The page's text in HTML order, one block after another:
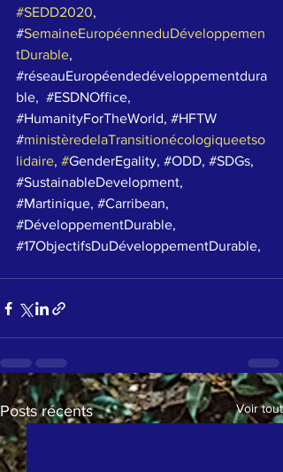
#SEDD2020,
#SemaineEuropéenneduDéveloppemen
tDurable,
#réseauEuropéendedéveloppementdura
ble,  #ESDNOffice,
#HumanityForTheWorld, #HFTW
#ministèredelaTransitionécologiqueetso
lidaire, #GenderEgality, #ODD, #SDGs,
#SustainableDevelopment,
#Martinique, #Carribean,
#DéveloppementDurable,
#17ObjectifsDuDéveloppementDurable,
Posts récents Voir tout